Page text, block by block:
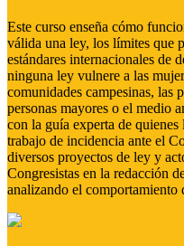
Este curso enseña cómo
válida una ley, los límites que
estándares internacionales de
ninguna ley vulnere a las
comunidades campesinas,
personas mayores o el medio
con la guía experta de quienes
trabajo de incidencia ante el
diversos proyectos de ley y
Congresistas en la redacción
analizando el comportamiento